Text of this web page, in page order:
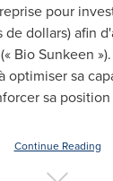
pour
de dollars) afin
Bio Sunkeen
optimiser sa
sa
Continue Reading